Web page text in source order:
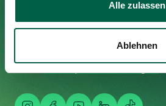
Alle zulassen
Ablehnen
Trichtenhauserstrasse 20
8125 Zollikerberg